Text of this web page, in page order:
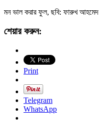
মন ভাল করার ফুল, ছবি: ফারুখ আহমেদ
শেয়ার করুন:
Print
Telegram
WhatsApp